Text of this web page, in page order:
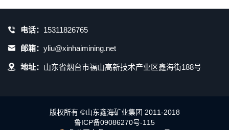
电话： 15311826765
邮箱： yliu@xinhaimining.net
地址： 山东省烟台市福山高新技术产业区鑫海街188号
版权所有 ©山东鑫海矿业集团 2011-2018
鲁ICP备09086270号-115